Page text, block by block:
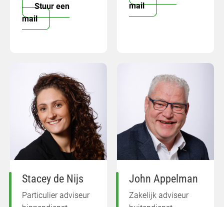
Stuur een
mail
mail
Stacey de Nijs
Particulier adviseur
John Appelman
Zakelijk adviseur